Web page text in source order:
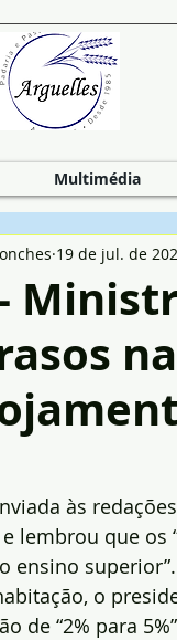
Multimédia
19 de jul. de
às
e lembrou que
ensino superior”.
o
de “2% para